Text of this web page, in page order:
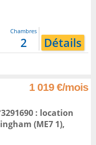
Chambres
2 Détails
1 019 €/mois
: location
(ME7 1),